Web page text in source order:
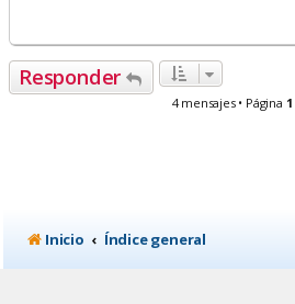
Responder
4 mensajes • Página 1
Inicio Índice general